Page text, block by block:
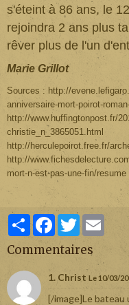
s'éteint à 86 ans, le
rejoindra 2 ans plus
rêver plus de l'un
Marie Grillot
Sources : http://
anniversaire-mort-poirot-
http://www.huffingtonpost.fr/
christie_n_3865051.html
http://herculepoirot.free.fr/
http://
mort-n-est-pas-une-fin/resume
PartagerFacebook
Twitter
Commentaires
1. Christ Le 10/03/
[/image]Le bateau